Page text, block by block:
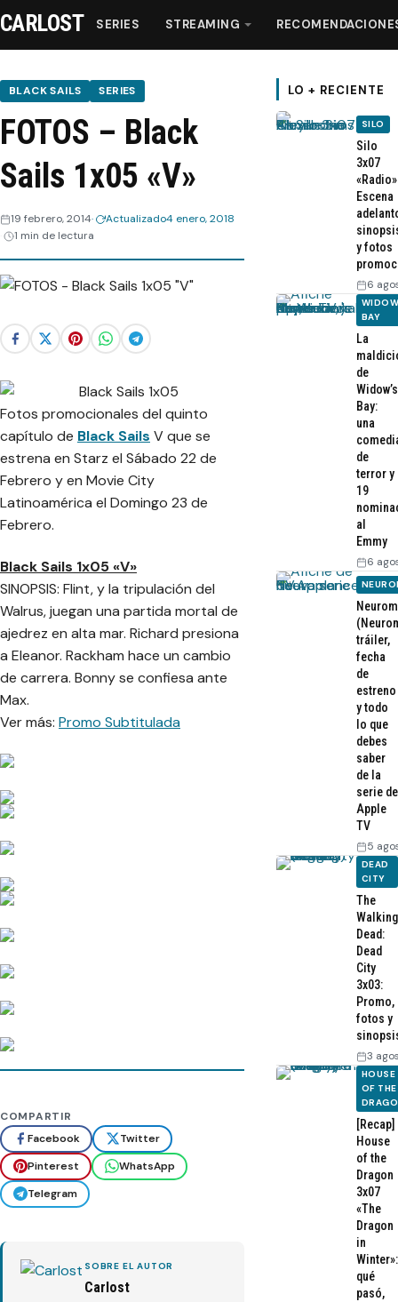
Series
Streaming
Recomendaciones
Videos
Webisodios
CARLOST SERIES STREAMING
BLACK SAILS SERIES
FOTOS – Black
Sails 1x05 «V»
19 febrero, 2014 Actualizado4 enero, 2018
1 min de lectura
Fotos promocionales del quinto
capítulo de Black Sails V que se
estrena en Starz el Sábado 22 de
Febrero y en Movie City
Latinoamérica el Domingo 23 de
Febrero.
Black Sails 1x05 «V»
SINOPSIS: Flint, y la tripulación del
Walrus, juegan una partida mortal de
ajedrez en alta mar. Richard presiona
a Eleanor. Rackham hace un cambio
de carrera. Bonny se confiesa ante
Max.
Ver más: Promo Subtitulada
COMPARTIR
Facebook
Twitter
Pinterest
WhatsApp
Telegram
SOBRE EL AUTOR
Carlost
LO + RECIENTE
SILO
Silo
3x07
Escena
y fotos
6
BAY
La
de
Widow’s
Bay:
una
de
terror y
19
al
Emmy
6
tráiler,
fecha
de
estreno
y todo
lo que
debes
saber
de la
serie de
Apple
TV
5
DEAD
CITY
The
Walking
Dead:
Dead
City
3x03:
Promo,
fotos y
3
HOUSE
OF THE
[Recap]
House
of the
Dragon
3x07
«The
Dragon
in
Winter»:
qué
pasó,